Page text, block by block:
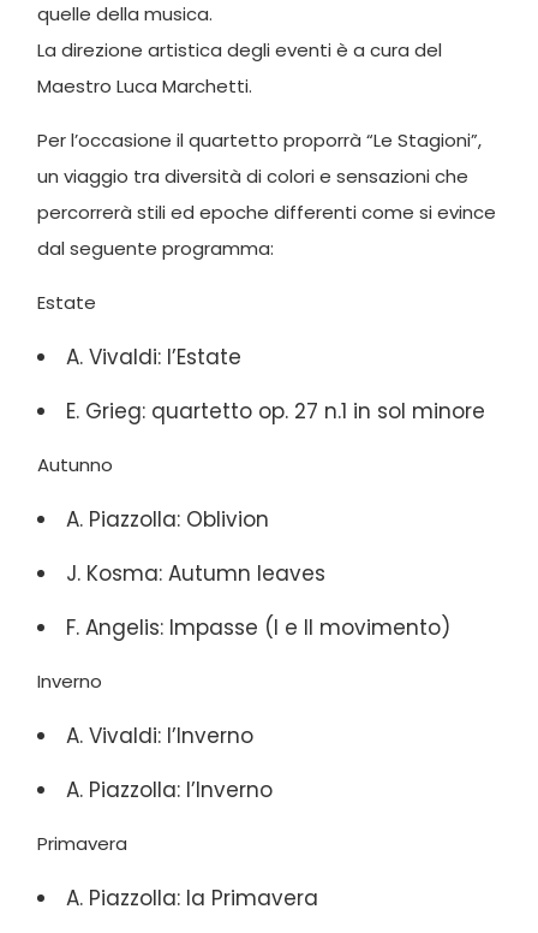
quelle della musica.
La direzione artistica degli eventi è a cura del
Maestro Luca Marchetti.
Per l’occasione il quartetto proporrà “Le Stagioni”,
un viaggio tra diversità di colori e sensazioni che
percorrerà stili ed epoche differenti come si evince
dal seguente programma:
Estate
A. Vivaldi: l’Estate
E. Grieg: quartetto op. 27 n.1 in sol minore
Autunno
A. Piazzolla: Oblivion
J. Kosma: Autumn leaves
F. Angelis: Impasse (I e II movimento)
Inverno
A. Vivaldi: l’Inverno
A. Piazzolla: l’Inverno
Primavera
A. Piazzolla: la Primavera